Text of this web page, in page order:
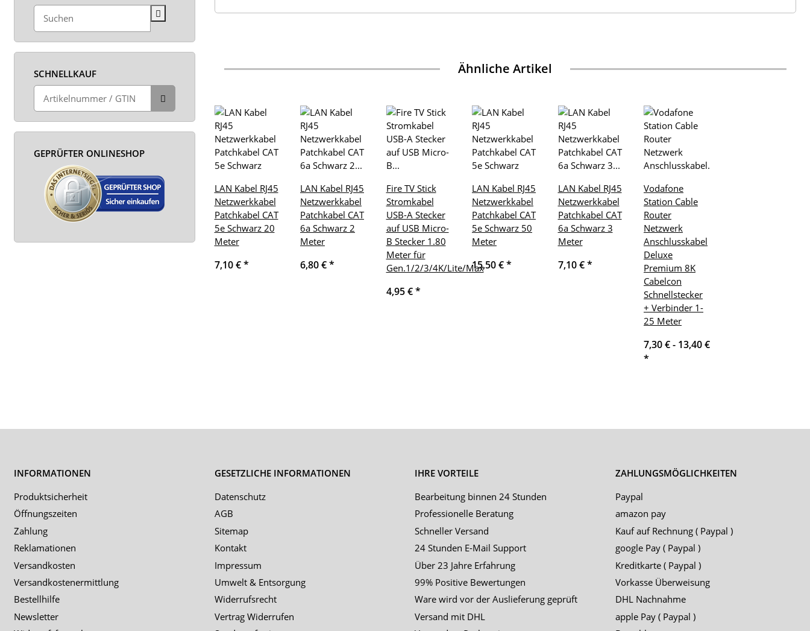
Ähnliche Artikel
LAN Kabel RJ45
Netzwerkkabel
Patchkabel CAT
5e Schwarz 20
Meter
7,10 €*
LAN Kabel RJ45
Netzwerkkabel
Patchkabel CAT
6a Schwarz 2
Meter
6,80 €*
Fire TV Stick
Stromkabel
USB-A Stecker
auf USB Micro-
B Stecker 1.80
Meter für
Gen.1/2/3/4K/Lite/Max
4,95 €*
LAN Kabel RJ45
Netzwerkkabel
Patchkabel CAT
5e Schwarz 50
Meter
15,50 €*
LAN Kabel RJ45
Netzwerkkabel
Patchkabel CAT
6a Schwarz 3
Meter
7,10 €*
Vodafone
Station Cable
Router
Netzwerk
Anschlusskabel
Deluxe
Premium 8K
Cabelcon
Schnellstecker
+ Verbinder 1-
25 Meter
7,30 € - 13,40 €
*
SCHNELLKAUF
GEPRÜFTER ONLINESHOP
INFORMATIONEN
Produktsicherheit
Öffnungszeiten
Zahlung
Reklamationen
Versandkosten
Versandkostenermittlung
Bestellhilfe
Newsletter
GESETZLICHE INFORMATIONEN
Datenschutz
AGB
Sitemap
Kontakt
Impressum
Umwelt & Entsorgung
Widerrufsrecht
Vertrag Widerrufen
IHRE VORTEILE
Bearbeitung binnen 24 Stunden
Professionelle Beratung
Schneller Versand
24 Stunden E-Mail Support
Über 23 Jahre Erfahrung
99% Positive Bewertungen
Ware wird vor der Auslieferung geprüft
Versand mit DHL
ZAHLUNGSMÖGLICHKEITEN
Paypal
amazon pay
Kauf auf Rechnung ( Paypal )
google Pay ( Paypal )
Kreditkarte ( Paypal )
Vorkasse Überweisung
DHL Nachnahme
apple Pay ( Paypal )